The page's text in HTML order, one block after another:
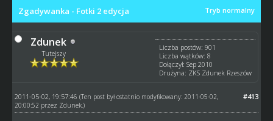
Tryb normalny
Zgadywanka - Fotki 2 edycja
Zdunek
Tutejszy
Liczba postów: 901
Liczba wątków: 8
Dołączył: Sep 2010
Drużyna: ZKS Zdunek Rzeszów
#413
2011-05-02, 19:57:46 (Ten post był ostatnio modyfikowany: 2011-05-02,
20:00:52 przez Zdunek.)